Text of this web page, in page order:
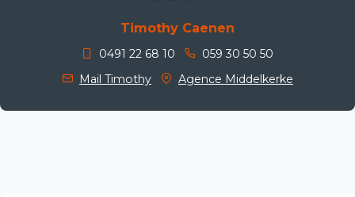
Timothy Caenen
0491 22 68 10
059 30 50 50
Mail Timothy
Agence Middelkerke